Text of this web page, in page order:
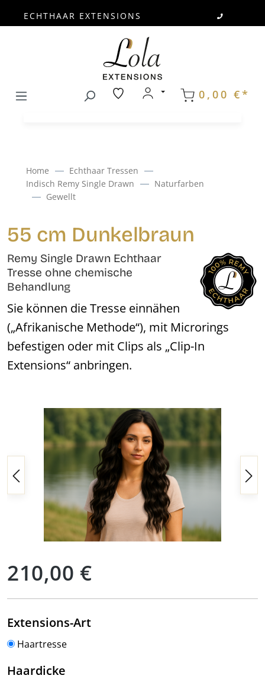
ECHTHAAR EXTENSIONS
0,00 €*
Home
Echthaar Tressen
Indisch Remy Single Drawn
Naturfarben
Gewellt
55 cm Dunkelbraun
Remy Single Drawn Echthaar
Tresse ohne chemische
Behandlung
Sie können die Tresse einnähen
(„Afrikanische Methode“), mit Microrings
befestigen oder mit Clips als „Clip-In
Extensions“ anbringen.
Bildergalerie überspringen
210,00 €
Extensions-Artauswählen
Haartresse
Haardicke